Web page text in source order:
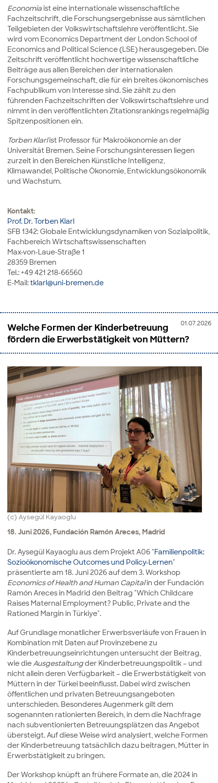
Economia ist eine internationale wissenschaftliche
Fachzeitschrift, die Forschungsergebnisse aus sämtlichen
Teilgebieten der Volkswirtschaftslehre veröffentlicht. Sie
wird vom Economics Department der London School of
Economics and Political Science (LSE) herausgegeben. Die
Zeitschrift veröffentlicht hochwertige wissenschaftliche
Beiträge aus allen Bereichen der internationalen
Forschungsgemeinschaft, die für ein breites ökonomisches
Fachpublikum von Interesse sind.Sie zählt zu den
führenden Fachzeitschriften der Volkswirtschaftslehre und
nimmt in den veröffentlichten Zitationsrankings regelmäßig
Spitzenpositionen ein.
Torben Klarlist Professor für Makroökonomie an der
Universität Bremen. Seine Forschungsinteressen liegen
zurzeit in den Bereichen Künstliche Intelligenz,
Klimawandel, Politische Ökonomie, Entwicklungsökonomik
und Wachstum.
Kontakt:
Prof. Dr. Torben Klarl
SFB 1342: Globale Entwicklungsdynamiken von Sozialpolitik,
Fachbereich Wirtschaftswissenschaften
Max-von-Laue-Straße 1
28359 Bremen
Tel.: +49 421 218-66560
E-Mail:tklarl@uni-bremen.de
01.07.2026
Welche Formen der Kinderbetreuung
fördern die Erwerbstätigkeit von Müttern?
(c) Aysegül Kayaoglu
18. Juni 2026, Fundación Ramón Areces, Madrid
Dr. Aysegül Kayaoglu aus dem Projekt A06 "Familienpolitik:
Sozioökonomische Outcomes und Policy-Lernen"
präsentierte am 18. Juni 2026 auf dem 3. Workshop
Economics of Health and Human Capitalin der Fundación
Ramón Areces in Madrid den Beitrag "Which Childcare
Raises Maternal Employment? Public, Private and the
Rationed Margin in Türkiye".
Auf Grundlage monatlicher Erwerbsverläufe von Frauen in
Kombination mit Daten auf Provinzebene zu
Kinderbetreuungseinrichtungen untersucht der Beitrag,
wie dieAusgestaltungder Kinderbetreuungspolitik – und
nicht allein deren Verfügbarkeit – die Erwerbstätigkeit von
Müttern in der Türkei beeinflusst. Dabei wird zwischen
öffentlichen und privaten Betreuungsangeboten
unterschieden. Besonderes Augenmerk gilt dem
sogenannten rationierten Bereich, in dem die Nachfrage
nach subventionierten Betreuungsplätzen das Angebot
übersteigt. Auf diese Weise wird analysiert, welche Formen
der Kinderbetreuung tatsächlich dazu beitragen, Mütter in
Erwerbstätigkeit zu bringen.
Der Workshop knüpft an frühere Formate an, die 2024 in